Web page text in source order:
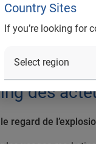
Country Sites
If you’re looking for
2017–
des
regard de